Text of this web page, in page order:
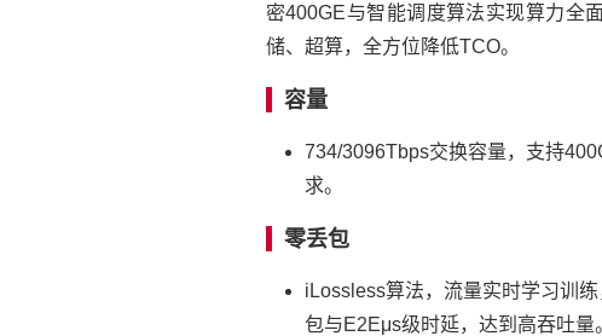
密400GE与智能调度算法实现算力全
储、超算，全方位降低TCO。
容量
734/3096Tbps交换容量，支持
求。
零丢包
iLossless算法，流量实时学习训
包与E2Eμs级时延，达到高吞吐量